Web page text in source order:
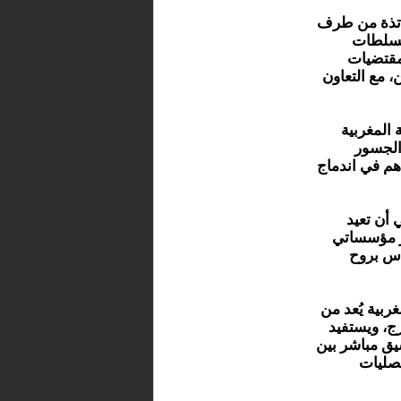
من طرف
مع التعاون
في اندماج
أن تعيد
مؤسساتي
بروح
يُعد من
ويستفيد
مباشر بين